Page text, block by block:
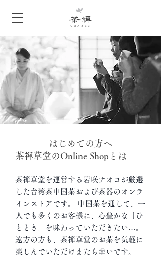
はじめての方へ
茶禅草堂のOnline Shopとは
茶禅草堂を運営する岩咲ナオコが厳選
した台湾茶中国茶および茶器のオンラ
インストアです。 中国茶を通して、一
人でも多くのお客様に、心豊かな「ひ
ととき」を味わっていただきたい…。
遠方の方も、茶禅草堂のお茶を気軽に
楽しんでいただけまたら幸いです。